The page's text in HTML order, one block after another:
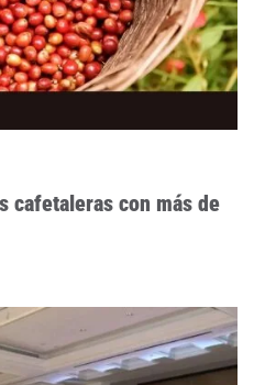
cafetaleras con más de